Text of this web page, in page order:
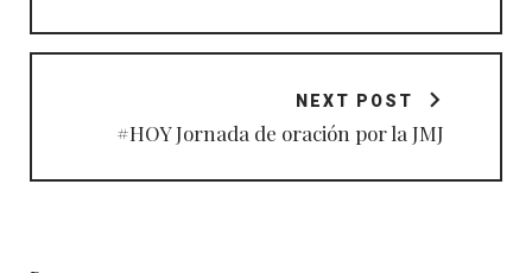
NEXT POST
#HOY Jornada de oración por la JMJ